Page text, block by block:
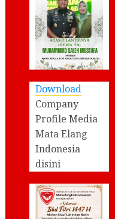
Download
Company
Profile Media
Mata Elang
Indonesia
disini